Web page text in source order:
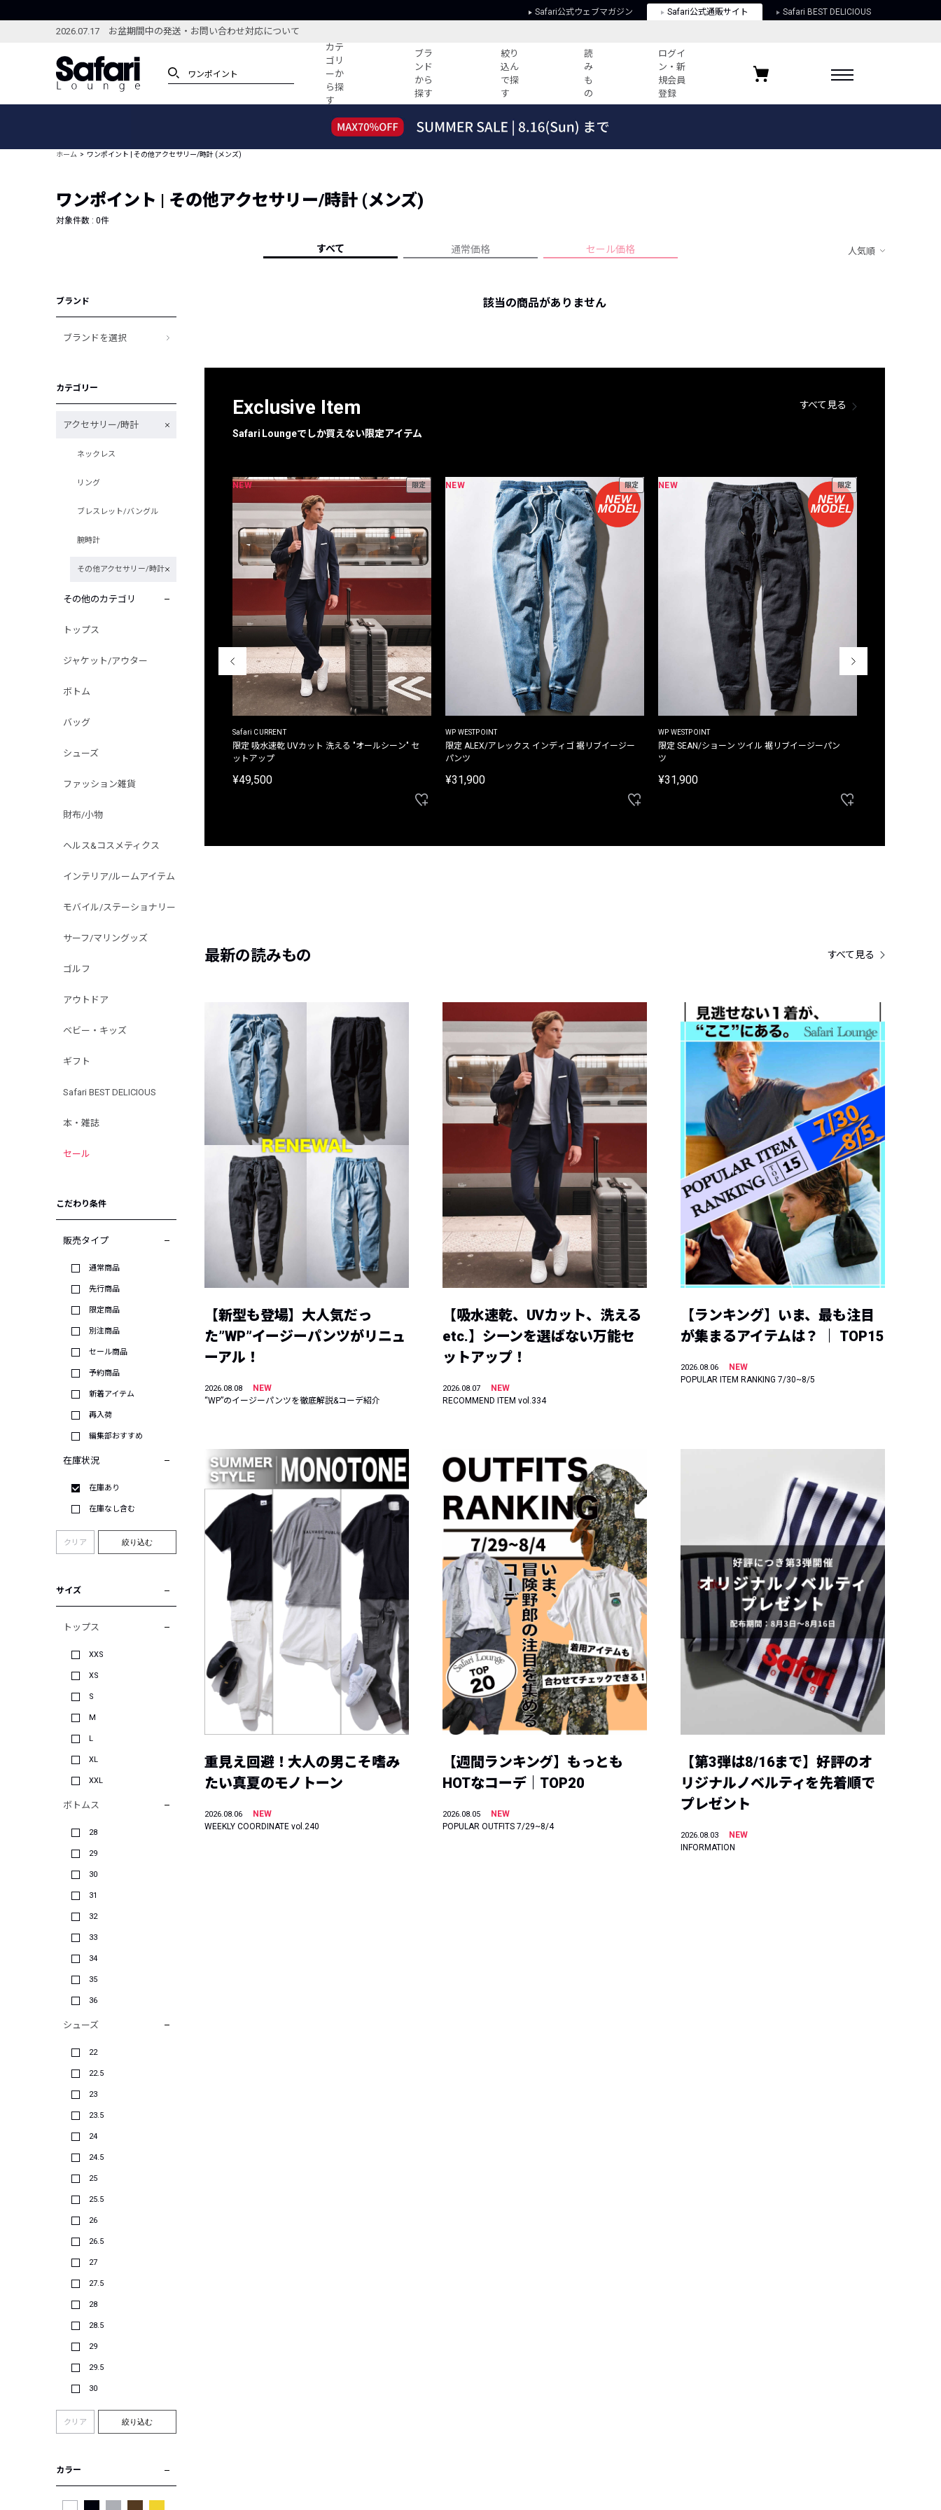
Safari公式ウェブマガジン Safari公式通販サイト Safari BEST DELICIOUS
2026.07.17 お盆期間中の発送・お問い合わせ対応について
カテ
ゴリ
ーか
ら探
す
ブラ
ンド
から
探す
絞り
込ん
で探
す
読
み
も
の
ログイ
ン・新
規会員
登録
ブランドから探す
新着アイテム
編集部のおすすめアイテム
特集記事
コーディネート
すべての記事
ーデ紹介
HOTなコーデ TOP20
人気記事ランキング
フォーカスブランド
プライバシーポリシー
お気に入りブランド
ホーム ワンポイント | その他アクセサリー/時計 (メンズ)
ワンポイント | その他アクセサリー/時計 (メンズ)
対象件数 : 0件
すべて 通常価格 セール価格 人気順
ブランド
ブランドを選択
カテゴリー
アクセサリー/時計
ネックレス
リング
ブレスレット/バングル
腕時計
その他アクセサリー/時計
その他のカテゴリ
トップス
ジャケット/アウター
ボトム
バッグ
シューズ
ファッション雑貨
財布/小物
ヘルス&コスメティクス
インテリア/ルームアイテム
モバイル/ステーショナリー
サーフ/マリングッズ
ゴルフ
アウトドア
ベビー・キッズ
ギフト
Safari BEST DELICIOUS
本・雑誌
セール
こだわり条件
販売タイプ
通常商品
先行商品
限定商品
別注商品
セール商品
予約商品
新着アイテム
再入荷
編集部おすすめ
在庫状況
在庫あり
在庫なし含む
クリア 絞り込む
サイズ
トップス
XXS
XS
S
M
L
XL
XXL
ボトムス
28
29
30
31
32
33
34
35
36
シューズ
22
22.5
23
23.5
24
24.5
25
25.5
26
26.5
27
27.5
28
28.5
29
29.5
30
クリア 絞り込む
カラー
該当の商品がありません
Exclusive Item
Safari Loungeでしか買えない限定アイテム
すべて見る
NEW 限定
Safari CURRENT
限定 吸水速乾 UVカット 洗える "オールシーン" セ
ットアップ
¥49,500
NEW 限定
WP WESTPOINT
限定 ALEX/アレックス インディゴ 裾リブイージー
パンツ
¥31,900
NEW 限定
WP WESTPOINT
限定 SEAN/ショーン ツイル 裾リブイージーパン
ツ
¥31,900
最新の読みもの すべて見る
【新型も登場】大人気だっ
た”WP”イージーパンツがリニュ
ーアル！
2026.08.08
NEW
“WP”のイージーパンツを徹底解説&コーデ紹介
【吸水速乾、UVカット、洗える
etc.】シーンを選ばない万能セ
ットアップ！
2026.08.07
NEW
RECOMMEND ITEM vol.334
【ランキング】いま、最も注目
が集まるアイテムは？ ｜ TOP15
2026.08.06
NEW
POPULAR ITEM RANKING 7/30~8/5
重見え回避！大人の男こそ嗜み
たい真夏のモノトーン
2026.08.06
NEW
WEEKLY COORDINATE vol.240
【週間ランキング】もっとも
HOTなコーデ｜TOP20
2026.08.05
NEW
POPULAR OUTFITS 7/29~8/4
【第3弾は8/16まで】好評のオ
リジナルノベルティを先着順で
プレゼント
2026.08.03
NEW
INFORMATION